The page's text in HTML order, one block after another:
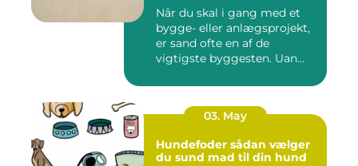
Når du skal i gang med et
bygge- eller anlægsprojekt,
er sand ofte en af de
vigtigste byggesten. Uan...
03. May
Hundefoder sådan vælger
du sund mad til din hund